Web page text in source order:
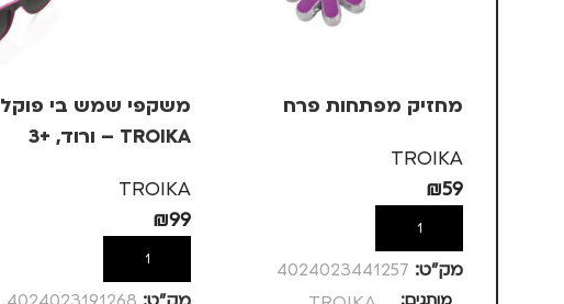
מחזיק מפתחות פרח
TROIKA
₪59
הוספה לסל
מק”ט: 4024023441257
מותגים
משקפי שמש בי פוקל
TROIKA – ורוד, +3
TROIKA
₪99
הוספה לסל